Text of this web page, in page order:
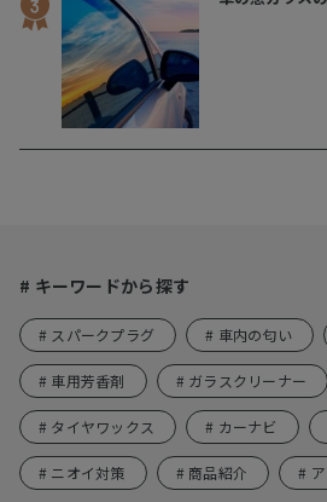
# キーワードから探す
# スパークプラグ # 車内の匂い
# 車用芳香剤 # ガラスクリーナー
# タイヤワックス # カーナビ
# ニオイ対策 # 商品紹介 #